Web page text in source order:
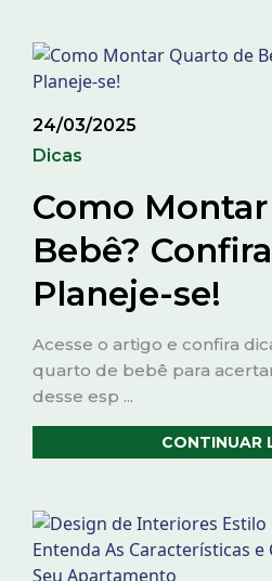
24/03/2025
Dicas
Como
Bebê?
Planeje-se!
Acesse o artigo e confira
quarto de bebê para
desse esp ...
CONTINUAR